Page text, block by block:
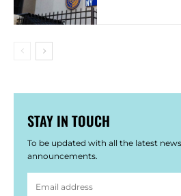
STAY IN TOUCH
To be updated with all the latest
announcements.